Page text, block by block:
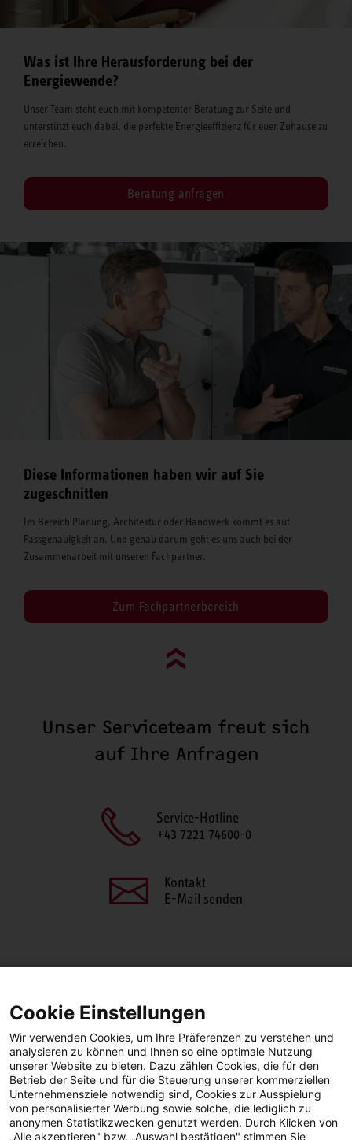
Was ist Ihre Herausforderung bei der
Energiewende?
Unser Team steht euch mit kompetenter Beratung zur Seite und
unterstützt euch dabei, die perfekte Energieeffizienz für euer Zuhause zu
erreichen.
Beratung anfragen
Diese Informationen haben wir auf Sie
zugeschnitten
Im Bereich Planung, Architektur oder Handwerk kommt es auf
Passgenauigkeit an. Und genau darum geht es uns auch bei der
Zusammenarbeit mit unseren Fachpartner.
Zum Fachpartnerbereich
Go to top (evo)
Unser Serviceteam freut sich
auf Ihre Anfragen
Service-Hotline
+43 7221 74600-0
Kontakt
E-Mail senden
FacebookLinkedIn
Facebook YouTube LinkedIn
Instagram
Cookie Einstellungen
Wir verwenden Cookies, um Ihre Präferenzen zu verstehen und
analysieren zu können und Ihnen so eine optimale Nutzung
unserer Website zu bieten. Dazu zählen Cookies, die für den
Betrieb der Seite und für die Steuerung unserer kommerziellen
Unternehmensziele notwendig sind, Cookies zur Ausspielung
von personalisierter Werbung sowie solche, die lediglich zu
anonymen Statistikzwecken genutzt werden. Durch Klicken von
„Alle akzeptieren" bzw. „Auswahl bestätigen" stimmen Sie